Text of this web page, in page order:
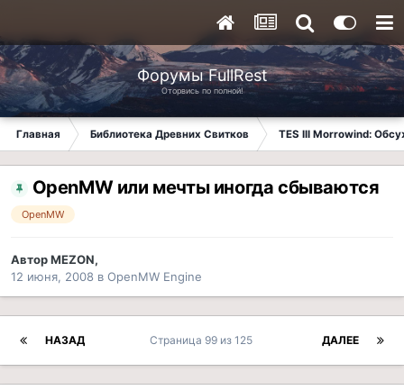
Форумы FullRest
Оторвись по полной!
Главная Библиотека Древних Свитков TES III Morrowind:
OpenMW или мечты иногда сбываются
OpenMW
АвторMEZON,
12 июня, 2008 в OpenMW Engine
НАЗАД ДАЛЕЕ
Страница 99 из 125